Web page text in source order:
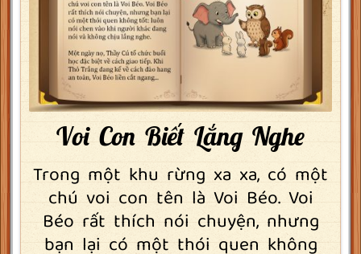
Voi Con Biết Lắng Nghe
Trong một khu rừng xa xa, có một
chú voi con tên là Voi Béo. Voi
Béo rất thích nói chuyện, nhưng
bạn lại có một thói quen không